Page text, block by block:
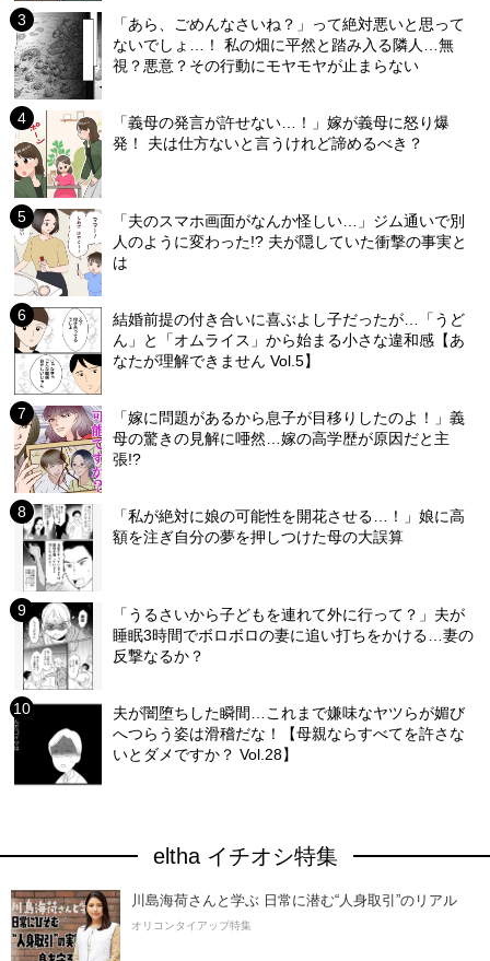
「あら、ごめんなさいね？」って絶対悪いと思って
ないでしょ…！ 私の畑に平然と踏み入る隣人…無
視？悪意？その行動にモヤモヤが止まらない
「義母の発言が許せない…！」嫁が義母に怒り爆
発！ 夫は仕方ないと言うけれど諦めるべき？
「夫のスマホ画面がなんか怪しい…」ジム通いで別
人のように変わった!? 夫が隠していた衝撃の事実と
は
結婚前提の付き合いに喜ぶよし子だったが…「うど
ん」と「オムライス」から始まる小さな違和感【あ
なたが理解できません Vol.5】
「嫁に問題があるから息子が目移りしたのよ！」義
母の驚きの見解に唖然…嫁の高学歴が原因だと主
張!?
「私が絶対に娘の可能性を開花させる…！」娘に高
額を注ぎ自分の夢を押しつけた母の大誤算
「うるさいから子どもを連れて外に行って？」夫が
睡眠3時間でボロボロの妻に追い打ちをかける…妻の
反撃なるか？
夫が闇堕ちした瞬間…これまで嫌味なヤツらが媚び
へつらう姿は滑稽だな！【母親ならすべてを許さな
いとダメですか？ Vol.28】
eltha イチオシ特集
川島海荷さんと学ぶ 日常に潜む“人身取引”のリアル
オリコンタイアップ特集